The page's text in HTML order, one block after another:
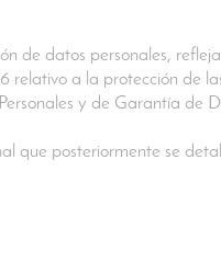
de datos personales,
relativo a la protección de
y de Garantía de
que posteriormente se